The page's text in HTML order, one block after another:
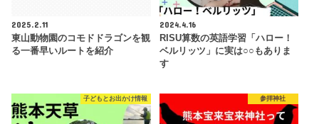
2025.2.11
東山動物園のコモドドラゴンを観
る一番早いルートを紹介
2024.4.16
RISU算数の英語学習「ハロー！
ベルリッツ」に実は○○もありま
す
子どもとお出かけ情報 参拝神社